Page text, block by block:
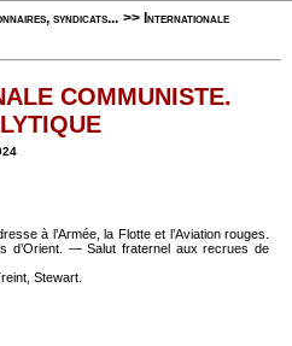
syndicats... >> Internationale
COMMUNISTE.
à l’Armée, la Flotte et l’Aviation rouges.
d’Orient. — Salut fraternel aux recrues de
Stewart.